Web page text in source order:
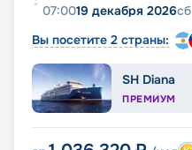
07:0019 декабря 2026сб
Вы посетите 2 страны:
SH Diana
ПРЕМИУМ